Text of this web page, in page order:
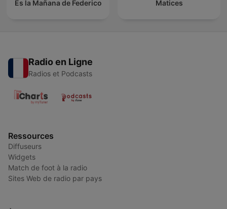
Es la Mañana de Federico Matices
Radio en Ligne
Radios et Podcasts
Ressources
Diffuseurs
Widgets
Match de foot à la radio
Sites Web de radio par pays